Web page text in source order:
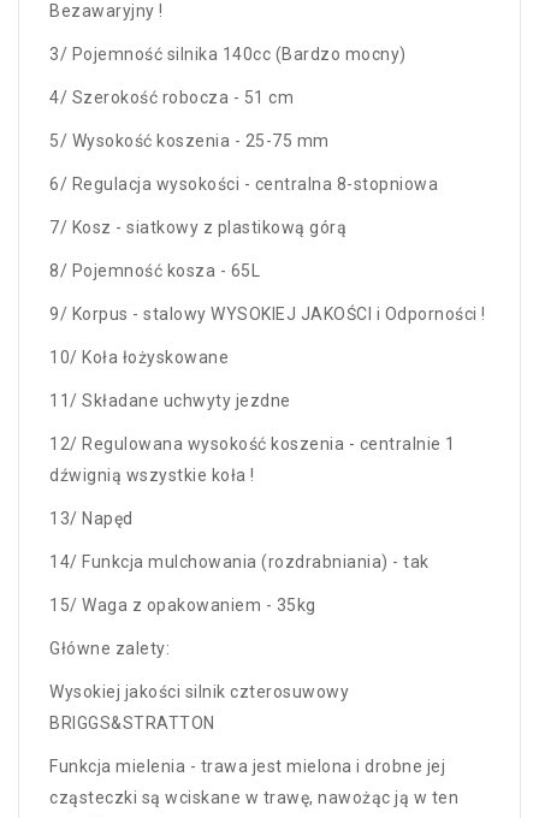
Bezawaryjny !
3/ Pojemność silnika 140cc (Bardzo mocny)
4/ Szerokość robocza - 51 cm
5/ Wysokość koszenia - 25-75 mm
6/ Regulacja wysokości - centralna 8-stopniowa
7/ Kosz - siatkowy z plastikową górą
8/ Pojemność kosza - 65L
9/ Korpus - stalowy WYSOKIEJ JAKOŚCI i Odporności !
10/ Koła łożyskowane
11/ Składane uchwyty jezdne
12/ Regulowana wysokość koszenia - centralnie 1
dźwignią wszystkie koła !
13/ Napęd
14/ Funkcja mulchowania (rozdrabniania) - tak
15/ Waga z opakowaniem - 35kg
Główne zalety:
Wysokiej jakości silnik czterosuwowy
BRIGGS&STRATTON
Funkcja mielenia - trawa jest mielona i drobne jej
cząsteczki są wciskane w trawę, nawożąc ją w ten